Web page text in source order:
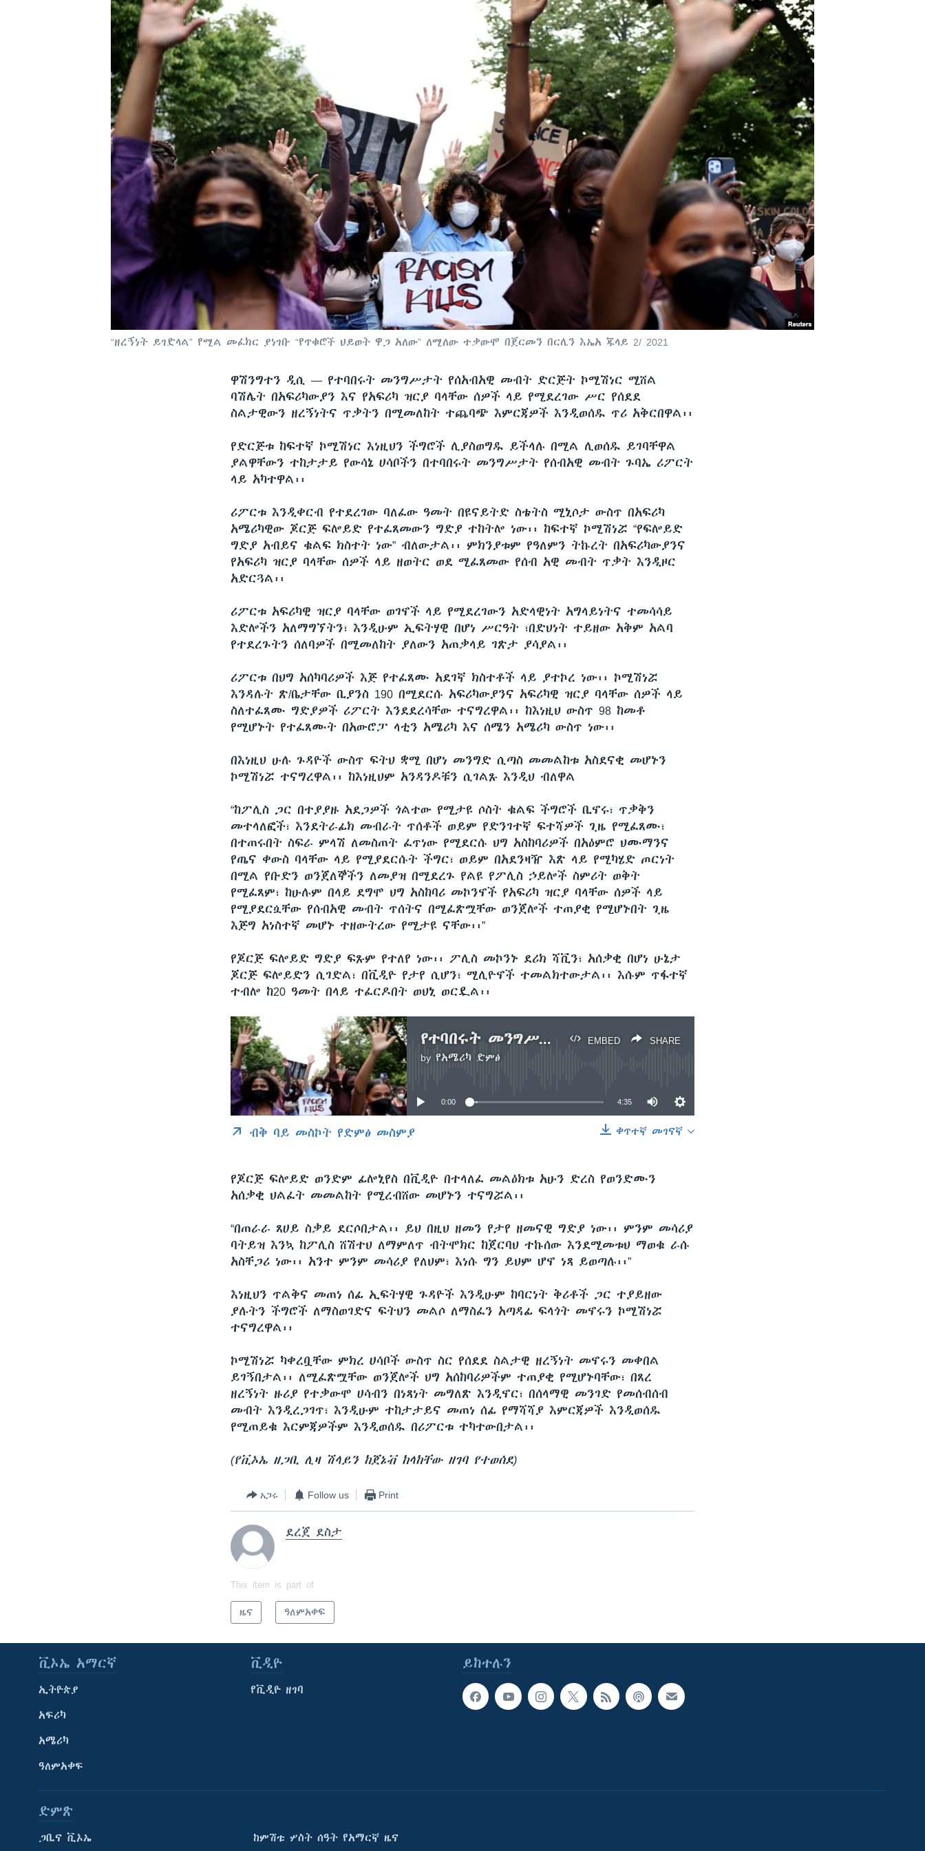
“ዘረኝነት ይገድላል” የሚል መፈክር ያነገቡ “የጥቁሮች ህይወት ዋጋ አለው” ለሚለው ተቃውሞ በጀርመን በርሊን እኤአ ጁላይ 2/ 2021
ዋሽንግተን ዲሲ — የተባበሩት መንግሥታት የሰአብአዊ መብት ድርጅት ኮሚሽነር ሚሸል
ባሽሌት በአፍሪካውያን እና የአፍሪካ ዝርያ ባላቸው ሰዎች ላይ የሚደረገው ሥር የሰደደ
ስልታዊውን ዘረኝነትና ጥቃትን በሚመለከት ተጨባጭ እምርጃዎች እንዲወሰዱ ጥሪ አቅርበዋል፡፡
የድርጅቱ ከፍተኛ ኮሚሽነር እነዚህን ችግሮች ሊያስወግዱ ይችላሉ በሚል ሊወሰዱ ይገባቸዋል
ያልዋቸውን ተከታታይ የውሳኔ ሀሳቦችን በተባበሩት መንግሥታት የሰብአዊ መብት ጉባኤ ሪፖርት
ላይ አካተዋል፡፡
ሪፖርቱ እንዲቀርብ የተደረገው ባለፈው ዓመት በዩናይትድ ስቴትስ ሚኒሶታ ውስጥ በአፍሪካ
አሜሪካዊው ጆርጅ ፍሎይድ የተፈጸመውን ግድያ ተከትሎ ነው፡፡ ከፍተኛ ኮሚሽነሯ “የፍሎይድ
ግድያ አብይና ቁልፍ ክስተት ነው” ብለውታል፡፡ ምክንያቱም የዓለምን ትኩረት በአፍሪካውያንና
የአፍሪካ ዝርያ ባላቸው ሰዎች ላይ ዘወትር ወደ ሚፈጸመው የሰብ አዊ መብት ጥቃት እንዲዞር
አድርጓል፡፡
ሪፖርቱ አፍሪካዊ ዝርያ ባላቸው ወገኖች ላይ የሚደረገውን አድላዊነት አግላይነትና ተመሳሳይ
እድሎችን አለማግኘትን፣ እንዲሁም ኢፍትሃዊ በሆነ ሥርዓት ፣በድህነት ተይዘው አቅም አልባ
የተደረጉትን ሰለባዎች በሚመለከት ያለውን አጠቃላይ ገጽታ ያሳያል፡፡
ሪፖርቱ በህግ አሰካባሪዎች እጅ የተፈጸሙ አደገኛ ክስተቶች ላይ ያተኮረ ነው፡፡ ኮሚሽነሯ
እንዳሉት ጽ/ቤታቸው ቢያንስ 190 በሚደርሱ አፍሪካውያንና አፍሪካዊ ዝርያ ባላቸው ሰዎች ላይ
ስለተፈጸሙ ግድያዎች ሪፖርት እንደደረሳቸው ተናግረዋል፡፡ ከእነዚህ ውስጥ 98 ከመቶ
የሚሆኑት የተፈጸሙት በአውሮፓ ላቲን አሜሪካ እና ሰሜን አሜሪካ ውስጥ ነው፡፡
በእነዚህ ሁሉ ጉዳዮች ውስጥ ፍትህ ቋሚ በሆነ መንግድ ሲጣስ መመልከቱ አስደናቂ መሆኑን
ኮሚሽነሯ ተናግረዋል፡፡ ከእነዚህም አንዳንዶቹን ሲገልጹ እንዲህ ብለዋል
“ከፖሊስ ጋር በተያያዙ አደጋዎች ጎልተው የሚታዩ ሶስት ቁልፍ ችግሮች ቢኖሩ፣ ጥቃቅን
መተላለፎች፣ እንደትራፊክ መብራት ጥሰቶች ወይም የድንገተኛ ፍተሻዎች ጊዜ የሚፈጸሙ፣
በተጠሩበት ስፍራ ምላሽ ለመስጠት ፈጥነው የሚደርሱ ህግ አስከባሪዎች በአዕምሮ ህሙማንና
የጤና ቀውስ ባላቸው ላይ የሚያደርሱት ችግር፣ ወይም በአደንዛዥ እጽ ላይ የሚካሄድ ጦርነት
በሚል የቡድን ወንጀለኞችን ለመያዝ በሚደረጉ የልዩ የፖሊስ ኃይሎች ስምሪት ወቅት
የሚፈጸም፣ ከሁሉም በላይ ደግሞ ህግ አስከባሪ መኮንኖች የአፍሪካ ዝርያ ባላቸው ሰዎች ላይ
የሚያደርሷቸው የሰብአዊ መብት ጥሰትና በሚፈጽሟቸው ወንጀሎች ተጠያቂ የሚሆኑበት ጊዜ
እጅግ አነስተኛ መሆኑ ተዘውትረው የሚታዩ ናቸው፡፡”
የጆርጅ ፍሎይድ ግድያ ፍጹም የተለየ ነው፡፡ ፖሊስ መኮንኑ ደሪክ ሻቪን፣ አሰቃቂ በሆነ ሁኔታ
ጆርጅ ፍሎይድን ሲገድል፣ በቪዲዮ የታየ ሲሆን፣ ሚሊዮኖች ተመልክተውታል፡፡ እሱም ጥፋተኛ
ተብሎ ከ20 ዓመት በላይ ተፈርዶበት ወህኒ ወርዷል፡፡
EMBED SHARE
የተባበሩት መንግሥታት ስር ስለሰደደው ዘረኝነት
by የአሜሪካ ድምፅ
No media source currently available
0:00 4:35
ቀጥተኛ መገናኛ
ብቅ ባይ መስኮት የድምፅ መስምያ
የጆርጅ ፍሎይድ ወንድም ፊሎኒየስ በቪዲዮ በተላለፈ መልዕክቱ አሁን ድረስ የወንድሙን
አሰቃቂ ህልፈት መመልከት የሚረብሸው መሆኑን ተናግሯል፡፡
“በጠራራ ጸሀይ ስቃይ ደርሶበታል፡፡ ይህ በዚህ ዘመን የታየ ዘመናዊ ግድያ ነው፡፡ ምንም መሳሪያ
ባትይዝ እንኳ ከፖሊስ ሸሽተህ ለማምለጥ ብትሞክር ከጀርባህ ተኩሰው እንደሚመቱህ ማወቁ ራሱ
አስቸጋሪ ነው፡፡ አንተ ምንም መሳሪያ የለህም፣ እነሱ ግን ይህም ሆኖ ነጻ ይወጣሉ፡፡”
እነዚህን ጥልቅና መጠነ ሰፊ ኢፍትሃዊ ጉዳዮች እንዲሁም ከባርነት ቅሪቶች ጋር ተያይዘው
ያሉትን ችግሮች ለማስወገድና ፍትህን መልሶ ለማስፈን አጣዳፊ ፍላጎት መኖሩን ኮሚሽነሯ
ተናግረዋል፡፡
ኮሚሽነሯ ካቀረቧቸው ምክረ ሀሳቦች ውስጥ ስር የሰደደ ስልታዊ ዘረኝነት መኖሩን መቀበል
ይገኝበታል፡፡ ለሚፈጽሟቸው ወንጀሎች ህግ አሰከባሪዎችም ተጠያቂ የሚሆኑባቸው፣ በጸረ
ዘረኝነት ዙሪያ የተቃውሞ ሀሳብን በነጻነት መግለጽ እንዲኖር፣ በሰላማዊ መንገድ የመሰብሰብ
መብት እንዲረጋገጥ፣ እንዲሁም ተከታታይና መጠነ ሰፊ የማሻሻያ እምርጃዎች እንዲወሰዱ
የሚጠይቁ እርምጃዎችም እንዲወሰዱ በሪፖርቱ ተካተውበታል፡፡
(የቪኦኤ ዘጋቢ ሊዛ ሽላይን ከጀኔቭ ከላከቸው ዘገባ የተወሰደ)
አጋሩ Follow us Print
ደረጀ ደስታ
This item is part of
ዜና ዓለምአቀፍ
ይከተሉን
ቪኦኤ አማርኛ
ኢትዮጵያ
አፍሪካ
አሜሪካ
ዓለምአቀፍ
ቪዲዮ
የቪዲዮ ዘገባ
ድምጽ
ጋቢና ቪኦኤ ከምሽቱ ሦስት ሰዓት የአማርኛ ዜና